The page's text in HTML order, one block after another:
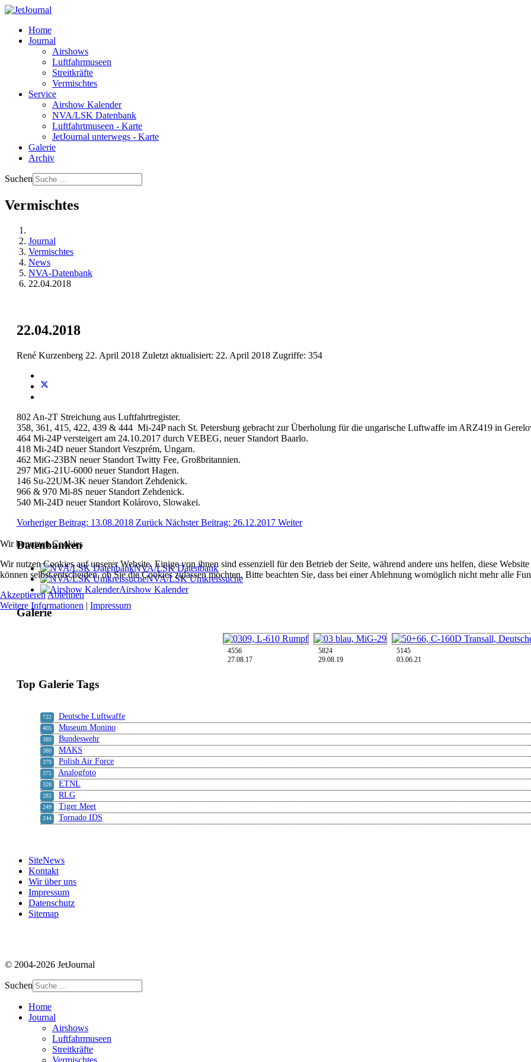
Home
Journal
Airshows
Luftfahrmuseen
Streitkräfte
Vermischtes
Service
Airshow Kalender
NVA/LSK Datenbank
Luftfahrtmuseen - Karte
JetJournal unterwegs - Karte
Galerie
Archiv
Suchen
Vermischtes
Journal
Vermischtes
News
NVA-Datenbank
22.04.2018
22.04.2018
René Kurzenberg 22. April 2018 Zuletzt aktualisiert: 22. April 2018 Zugriffe: 354
802 An-2T Streichung aus Luftfahrtregister.
358, 361, 415, 422, 439 & 444 Mi-24P nach St. Petersburg gebracht zur Überholung für die ungarische Luftwaffe im ARZ419 in
464 Mi-24P versteigert am 24.10.2017 durch VEBEG, neuer Standort Baarlo.
418 Mi-24D neuer Standort Veszprém, Ungarn.
462 MiG-23BN neuer Standort Twitty Fee, Großbritannien.
297 MiG-21U-6000 neuer Standort Hagen.
146 Su-22UM-3K neuer Standort Zehdenick.
966 & 970 Mi-8S neuer Standort Zehdenick.
540 Mi-24D neuer Standort Kolárovo, Slowakei.
Vorheriger Beitrag: 13.08.2018 Zurück Nächster Beitrag: 26.12.2017 Weiter
Datenbanken
NVA/LSK Datenbank
NVA/LSK Umkreissuche
Airshow Kalender
Galerie
4556
27.08.17
5824
29.08.19
5145
03.06.21
Top Galerie Tags
722 Deutsche Luftwaffe
405 Museum Monino
389 Bundeswehr
380 MAKS
379 Polish Air Force
375 Analogfoto
328 ETNL
283 RLG
249 Tiger Meet
244 Tornado IDS
SiteNews
Kontakt
Wir über uns
Impressum
Datenschutz
Sitemap
© 2004-2026 JetJournal
Suchen
Home
Journal
Airshows
Luftfahrmuseen
Streitkräfte
Vermischtes
Wir benutzen Cookies
Wir nutzen Cookies auf unserer Website. Einige von ihnen sind essenziell für den Betrieb der Seite, während andere uns helfen, diese
können selbst entscheiden, ob Sie die Cookies zulassen möchten. Bitte beachten Sie, dass bei einer Ablehnung womöglich nicht mehr alle
AkzeptierenAblehnen
Weitere Informationen | Impressum